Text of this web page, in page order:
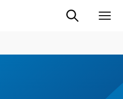
Suche ein-/